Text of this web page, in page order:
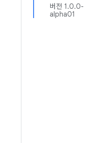
버전 1.0.0-
alpha01